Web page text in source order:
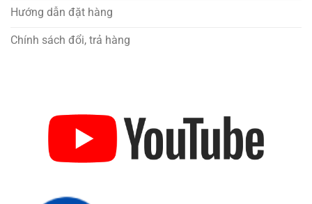
Hướng dẫn đặt hàng
Chính sách đổi, trả hàng